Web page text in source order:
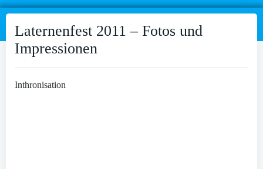
Laternenfest 2011 – Fotos und
Impressionen
Inthronisation